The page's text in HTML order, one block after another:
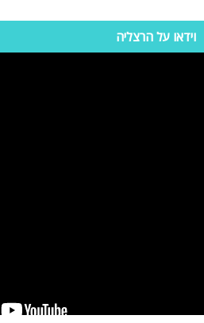
וידאו על הרצליה